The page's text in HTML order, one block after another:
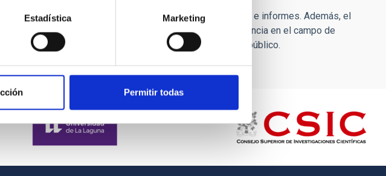
Estadística Marketing
Permitir todas
reuniones y participa en ellas, contribuyendo con charlas e informes. Además, el
siendo alguna de estas publicaciones trabajos de referencia en el campo de
obtenidos, una vez calibrados, están
disponibles para el público.